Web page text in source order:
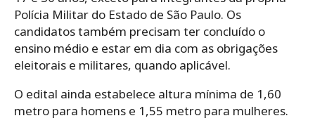
Polícia Militar do Estado de São Paulo. Os
candidatos também precisam ter concluído o
ensino médio e estar em dia com as obrigações
eleitorais e militares, quando aplicável.
O edital ainda estabelece altura mínima de 1,60
metro para homens e 1,55 metro para mulheres.